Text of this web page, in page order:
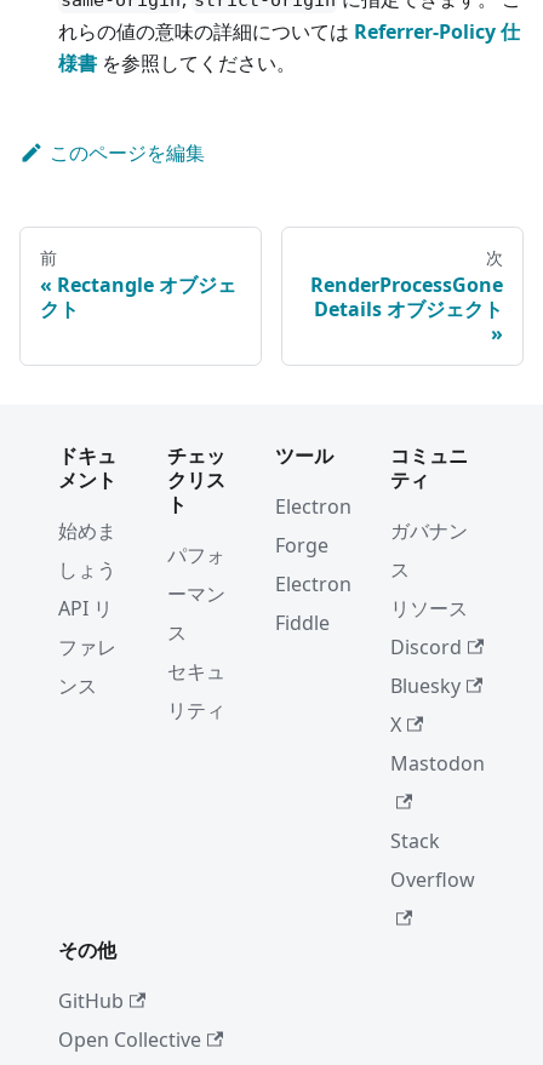
れらの値の意味の詳細については Referrer-Policy 仕
様書 を参照してください。
このページを編集
前
Rectangle オブジェ
クト
次
RenderProcessGone
Details オブジェクト
ドキュ
メント
始めま
しょう
API リ
ファレ
ンス
チェッ
クリス
ト
パフォ
ーマン
ス
セキュ
リティ
ツール
Electron
Forge
Electron
Fiddle
コミュニ
ティ
ガバナン
ス
リソース
Discord
Bluesky
X
Mastodon
Stack
Overflow
その他
GitHub
Open Collective